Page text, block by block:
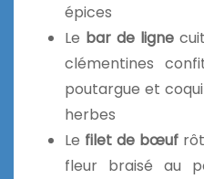
épices
Le bar de ligne
clémentines
poutargue et
herbes
Le filet de bœuf
fleur braisé au